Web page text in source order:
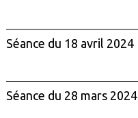
Séance du 18 avril 2024
Séance du 28 mars 2024